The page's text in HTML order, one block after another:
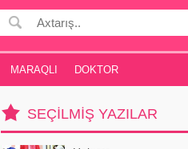
MARAQLI DOKTOR
SEÇILMIŞ YAZILAR